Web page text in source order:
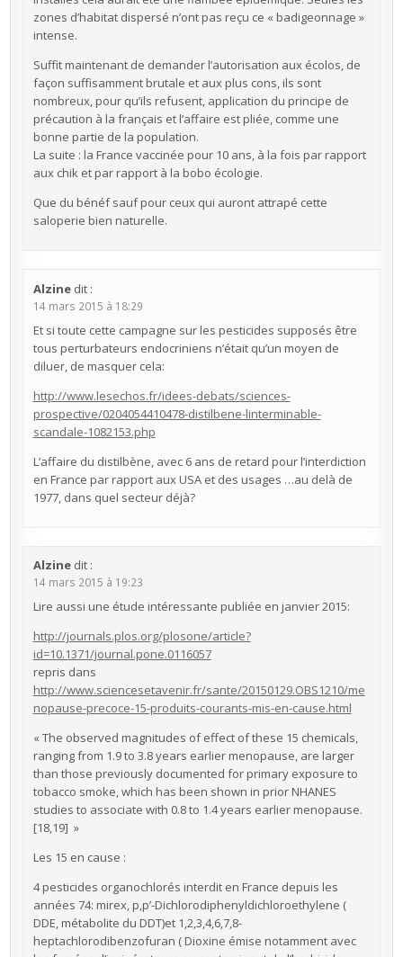
zones d’habitat dispersé n’ont pas reçu ce « badigeonnage »
intense.
Suffit maintenant de demander l’autorisation aux écolos, de
façon suffisamment brutale et aux plus cons, ils sont
nombreux, pour qu’ils refusent, application du principe de
précaution à la français et l’affaire est pliée, comme une
bonne partie de la population.
La suite : la France vaccinée pour 10 ans, à la fois par rapport
aux chik et par rapport à la bobo écologie.
Que du bénéf sauf pour ceux qui auront attrapé cette
saloperie bien naturelle.
Alzine dit :
14 mars 2015 à 18:29
Et si toute cette campagne sur les pesticides supposés être
tous perturbateurs endocriniens n’était qu’un moyen de
diluer, de masquer cela:
http://www.lesechos.fr/idees-debats/sciences-
prospective/0204054410478-distilbene-linterminable-
scandale-1082153.php
L’affaire du distilbène, avec 6 ans de retard pour l’interdiction
en France par rapport aux USA et des usages …au delà de
1977, dans quel secteur déjà?
Alzine dit :
14 mars 2015 à 19:23
Lire aussi une étude intéressante publiée en janvier 2015:
http://journals.plos.org/plosone/article?
id=10.1371/journal.pone.0116057
repris dans
http://www.sciencesetavenir.fr/sante/20150129.OBS1210/me
nopause-precoce-15-produits-courants-mis-en-cause.html
« The observed magnitudes of effect of these 15 chemicals,
ranging from 1.9 to 3.8 years earlier menopause, are larger
than those previously documented for primary exposure to
tobacco smoke, which has been shown in prior NHANES
studies to associate with 0.8 to 1.4 years earlier menopause.
[18,19] »
Les 15 en cause :
4 pesticides organochlorés interdit en France depuis les
années 74: mirex, p,p’-Dichlorodiphenyldichloroethylene (
DDE, métabolite du DDT)et 1,2,3,4,6,7,8-
heptachlorodibenzofuran ( Dioxine émise notamment avec